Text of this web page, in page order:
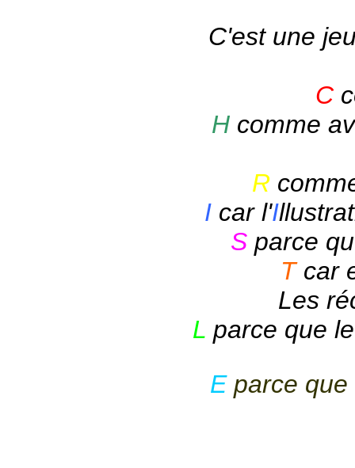
C'est une
C
Hcomme
R
I car l'I
S parce
Tcar
Les
L parce que
E parce